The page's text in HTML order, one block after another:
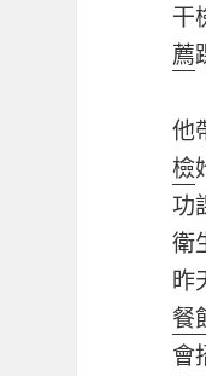
干
薦
他
檢
功
衛
昨
餐
會